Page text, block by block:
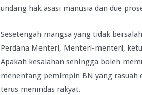
undang hak asasi manusia dan due
Sesetengah mangsa yang tidak
Perdana Menteri, Menteri-menteri,
Apakah kesalahan sehingga boleh
menentang pemimpin BN yang rasuah
terus menindas rakyat.